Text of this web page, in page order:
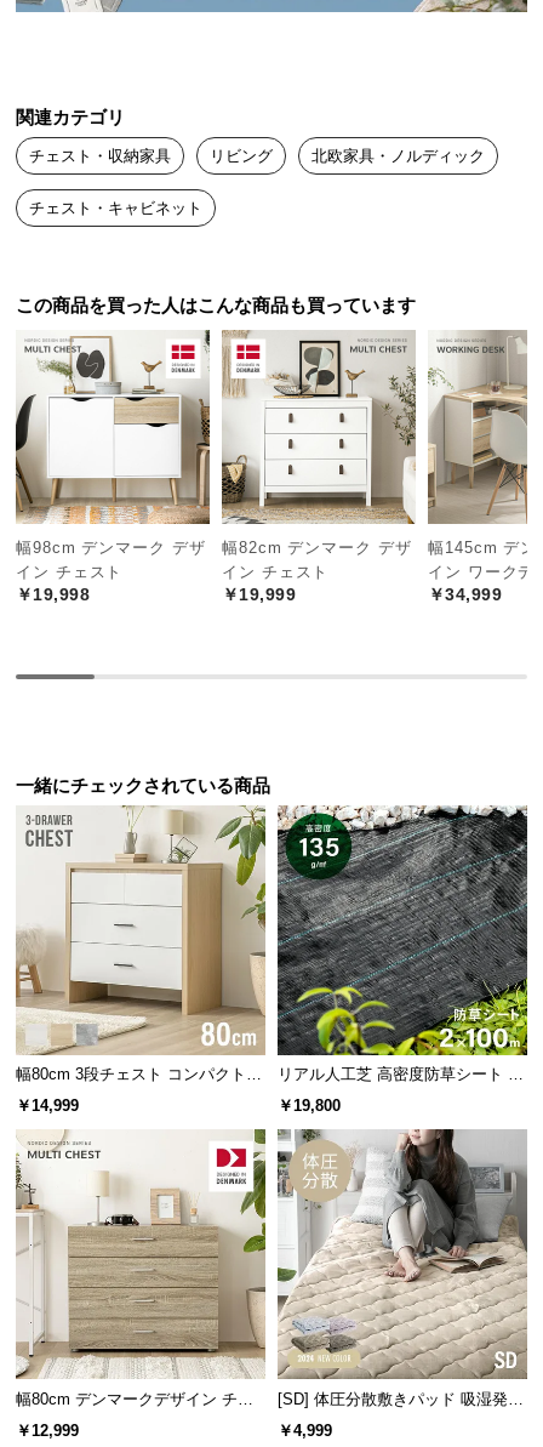
い
て
大
品
配
て
中
型
商
つ
い
て
の
配
送
に
つ
い
置
サ
ー
ビ
ス
デンマーク生まれの本格北欧デザイン
デンマークの人気インテリアメーカーによるプロダ
クトデザイン。本物の北欧デザインをお届けしま
す。
関連カテゴリ
チェスト・収納家具 リビング 北欧家具・ノルディック
チェスト・キャビネット
この商品を買った人はこんな商品も買っています
幅98cm デンマーク デザ
イン チェスト
￥19,998
幅82cm デンマーク デザ
イン チェスト
￥19,999
幅145cm デン
イン ワークデ
￥34,999
一緒にチェックされている商品
幅80cm 3段チェスト コンパクトで
もたっぷり収納 木目調/モルタル調
￥14,999
リアル人工芝 高密度防草シート 2×
100m
￥19,800
幅80cm デンマークデザイン チェ
スト
￥12,999
[SD] 体圧分散敷きパッド 吸湿発熱
マイクロファイバー
￥4,999